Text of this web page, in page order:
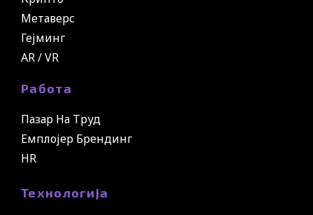
Метаверс
Гејминг
AR / VR
Работа
Пазар На Труд
Емплојер Брендинг
HR
Технологија